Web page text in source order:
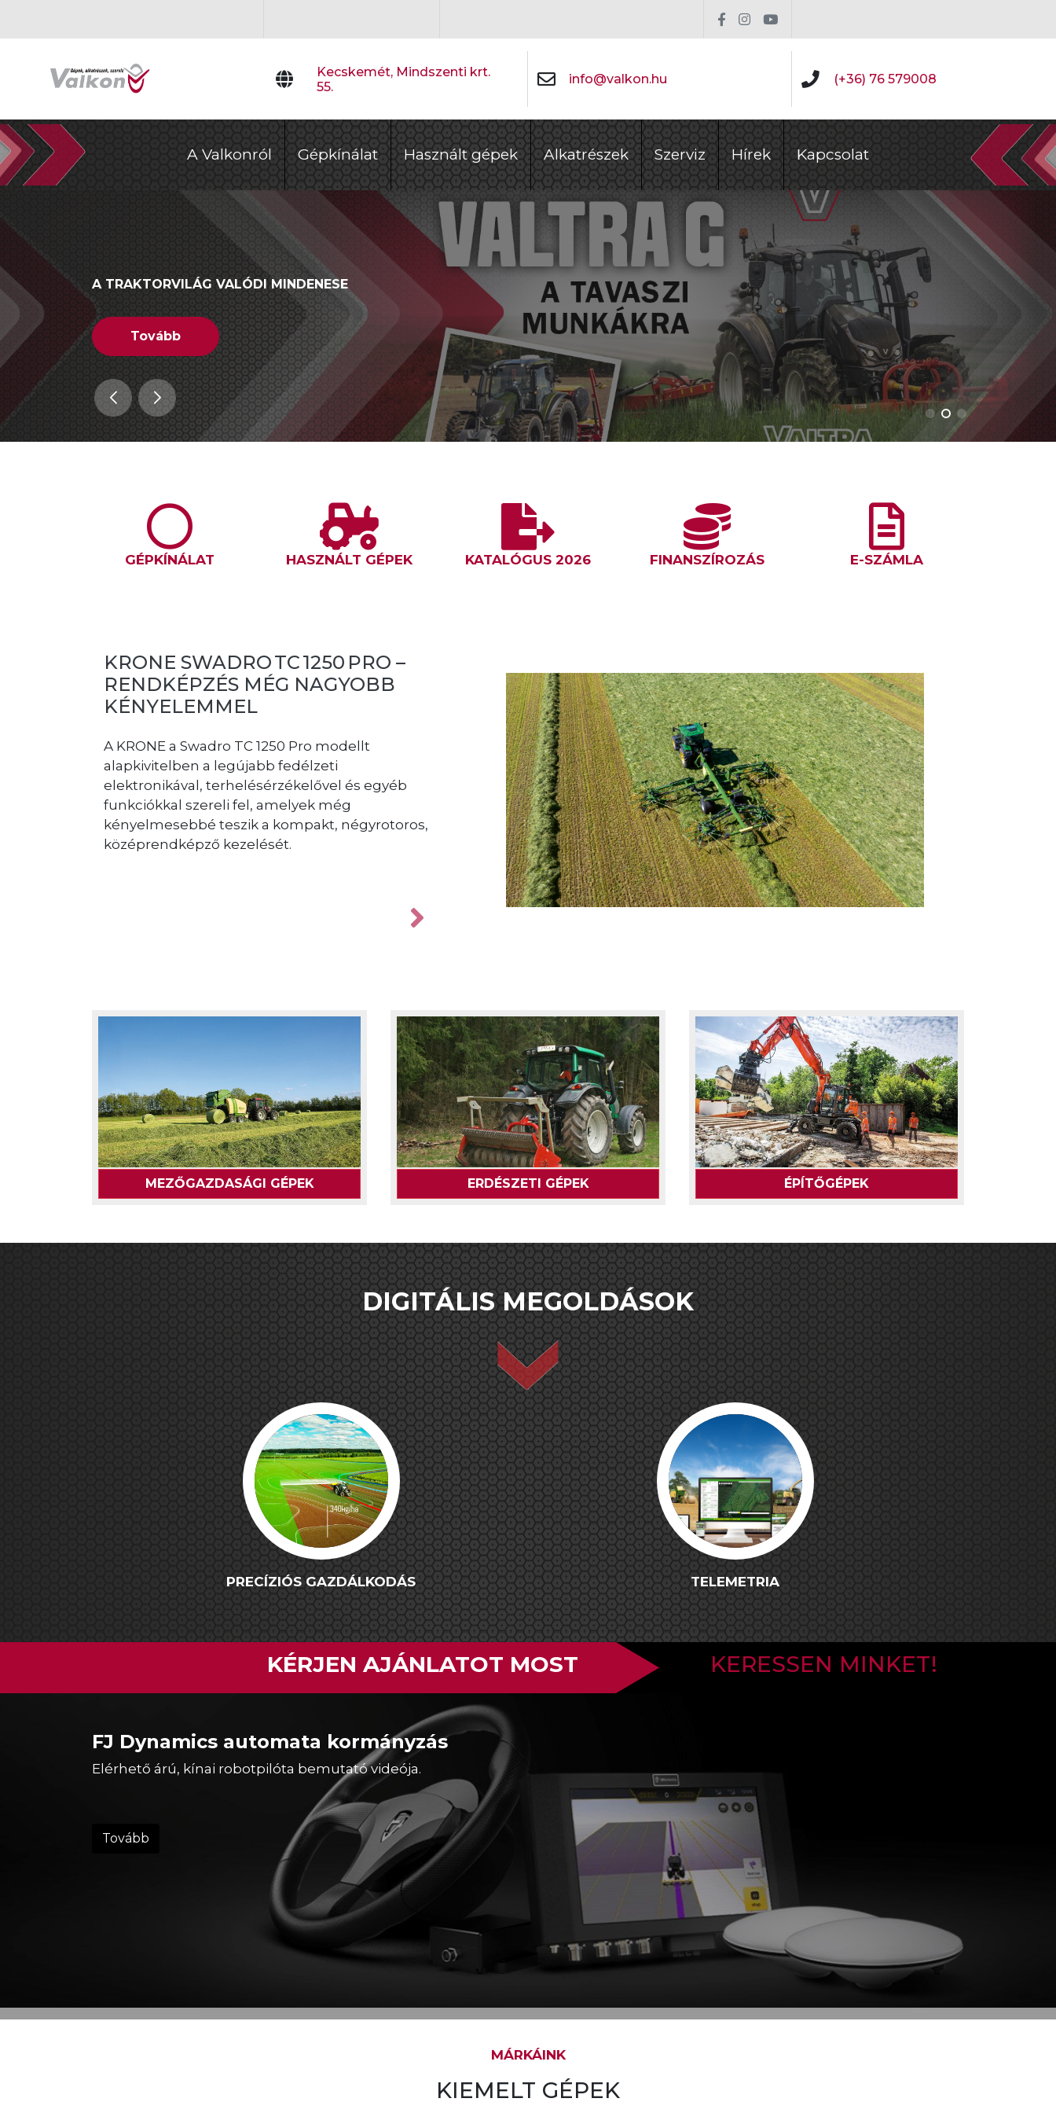
Kecskemét, Mindszenti krt.
55.
info@valkon.hu (+36) 76 579008
A Valkonról Gépkínálat Használt gépek Alkatrészek Szerviz Hírek Kapcsolat
MINDEN HITACHI GÉPKATEGÓRIÁRA 5 ÉV GARANCIA
Tovább
A TRAKTORVILÁG VALÓDI MINDENESE
Tovább
A CSÚCSKATEGÓRIÁS MŰTRÁGYASZÓRÓ
Tovább
GÉPKÍNÁLAT HASZNÁLT GÉPEK KATALÓGUS 2026 FINANSZÍROZÁS E-SZÁMLA
KRONE SWADRO TC 1250 PRO –
RENDKÉPZÉS MÉG NAGYOBB
KÉNYELEMMEL
A KRONE a Swadro TC 1250 Pro modellt
alapkivitelben a legújabb fedélzeti
elektronikával, terhelésérzékelővel és egyéb
funkciókkal szereli fel, amelyek még
kényelmesebbé teszik a kompakt, négyrotoros,
középrendképző kezelését.
SZALAGOS RENDKÉPZŐJE
A SwativoT1040Pro modellel a KRONE az első
szalagos rendképzőjét dobja piacra. Rugalmas
és rendkívül kíméletes munkamódszerének
köszönhetően ez a rendképző rendszer
különösen alkalmas leveles zöldtakarmányhoz,
például lucernához.
ELSŐ ÖNJÁRÓ
KASZÁJA JUBILEUMOT
ÜNNEPEL
A KRONE BiG M 30 éve irányt mutat a
professzionális zöldtakarmány
Amikor a KRONE 1996-ban
első önjáró szársértős kaszáját, a
teljesen új gépkategóriát teremtett.
világszerte a nagy területi
meggyőző takarmányminőséget és
maximális hatékonyságot jelképezi.
MEZŐGAZDASÁGI GÉPEK ERDÉSZETI GÉPEK ÉPÍTŐGÉPEK
DIGITÁLIS MEGOLDÁSOK
PRECÍZIÓS GAZDÁLKODÁS TELEMETRIA
KÉRJEN AJÁNLATOT MOST KERESSEN MINKET!
FJ Dynamics automata kormányzás
Elérhető árú, kínai robotpilóta bemutató videója.
Tovább
MÁRKÁINK
KIEMELT GÉPEK